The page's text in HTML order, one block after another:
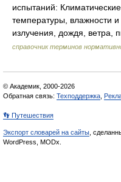
испытаний:
температуры, влажности
излучения, дождя,
справочник терминов
© Академик, 2000-2026
Обратная связь: Техподдержка
👣 Путешествия
Экспорт словарей на сайты ,
WordPress, MODx.